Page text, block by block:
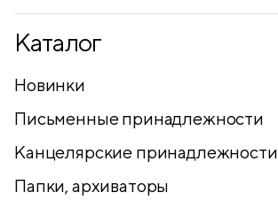
Каталог
Новинки
Письменные принадлежности
Канцелярские принадлежности
Папки, архиваторы